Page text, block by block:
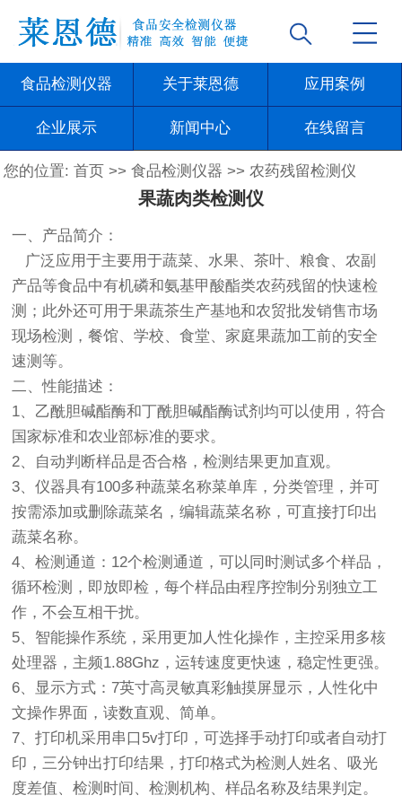
食品检测仪器 关于莱恩德 应用案例
企业展示 新闻中心 在线留言
您的位置: 首页 >> 食品检测仪器 >> 农药残留检测仪
果蔬肉类检测仪
一、产品简介：
广泛应用于主要用于蔬菜、水果、茶叶、粮食、农副
产品等食品中有机磷和氨基甲酸酯类农药残留的快速检
测；此外还可用于果蔬茶生产基地和农贸批发销售市场
现场检测，餐馆、学校、食堂、家庭果蔬加工前的安全
速测等。
二、性能描述：
1、乙酰胆碱酯酶和丁酰胆碱酯酶试剂均可以使用，符合
国家标准和农业部标准的要求。
2、自动判断样品是否合格，检测结果更加直观。
3、仪器具有100多种蔬菜名称菜单库，分类管理，并可
按需添加或删除蔬菜名，编辑蔬菜名称，可直接打印出
蔬菜名称。
4、检测通道：12个检测通道，可以同时测试多个样品，
循环检测，即放即检，每个样品由程序控制分别独立工
作，不会互相干扰。
5、智能操作系统，采用更加人性化操作，主控采用多核
处理器，主频1.88Ghz，运转速度更快速，稳定性更强。
6、显示方式：7英寸高灵敏真彩触摸屏显示，人性化中
文操作界面，读数直观、简单。
7、打印机采用串口5v打印，可选择手动打印或者自动打
印，三分钟出打印结果，打印格式为检测人姓名、吸光
度差值、检测时间、检测机构、样品名称及结果判定。